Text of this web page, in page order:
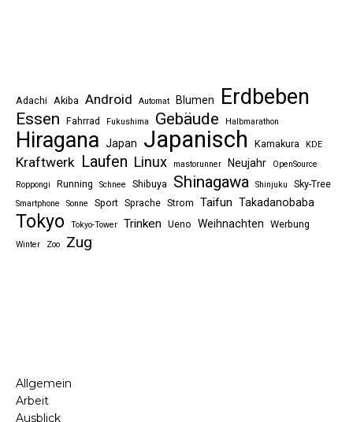
Adachi Akiba Android Automat Blumen Erdbeben
Essen Fahrrad Fukushima Gebäude Halbmarathon
Hiragana Japan Japanisch Kamakura KDE
Kraftwerk Laufen Linux mastorunner Neujahr
OpenSource
Roppongi
Running Schnee Shibuya Shinagawa Shinjuku Sky-Tree
Smartphone Sonne Sport Sprache Strom Taifun Takadanobaba
Tokyo Tokyo-Tower Trinken Ueno Weihnachten Werbung
Winter Zoo Zug
Allgemein
Arbeit
Ausblick